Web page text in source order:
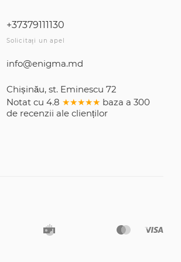
+37379111130
Solicitați un apel
info@enigma.md
Chișinău, st. Eminescu 72
Notat cu 4.8 ★★★★★ baza a 300
de recenzii ale clienților